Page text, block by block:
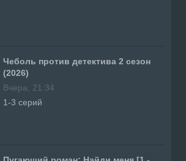
Чеболь против детектива 2 сезон
(2026)
Вчера, 21:34
1-3 серий